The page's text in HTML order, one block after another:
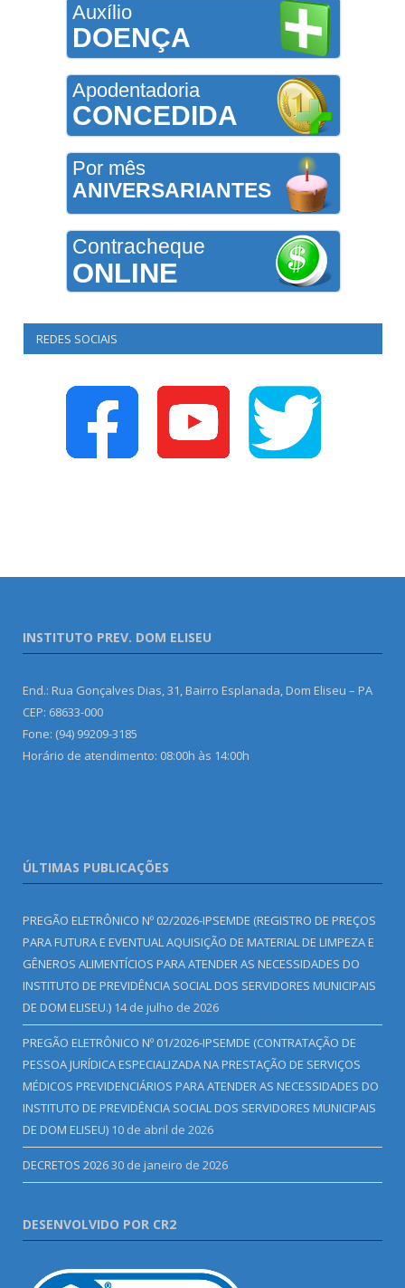
Auxílio
DOENÇA
Apodentadoria
CONCEDIDA
Por mês
ANIVERSARIANTES
Contracheque
ONLINE
REDES SOCIAIS
INSTITUTO PREV. DOM ELISEU
End.: Rua Gonçalves Dias, 31, Bairro Esplanada, Dom Eliseu – PA
CEP: 68633-000
Fone: (94) 99209-3185
Horário de atendimento: 08:00h às 14:00h
ÚLTIMAS PUBLICAÇÕES
PREGÃO ELETRÔNICO Nº 02/2026-IPSEMDE (REGISTRO DE PREÇOS
PARA FUTURA E EVENTUAL AQUISIÇÃO DE MATERIAL DE LIMPEZA E
GÊNEROS ALIMENTÍCIOS PARA ATENDER AS NECESSIDADES DO
INSTITUTO DE PREVIDÊNCIA SOCIAL DOS SERVIDORES MUNICIPAIS
DE DOM ELISEU.) 14 de julho de 2026
PREGÃO ELETRÔNICO Nº 01/2026-IPSEMDE (CONTRATAÇÃO DE
PESSOA JURÍDICA ESPECIALIZADA NA PRESTAÇÃO DE SERVIÇOS
MÉDICOS PREVIDENCIÁRIOS PARA ATENDER AS NECESSIDADES DO
INSTITUTO DE PREVIDÊNCIA SOCIAL DOS SERVIDORES MUNICIPAIS
DE DOM ELISEU) 10 de abril de 2026
DECRETOS 202630 de janeiro de 2026
DESENVOLVIDO POR CR2